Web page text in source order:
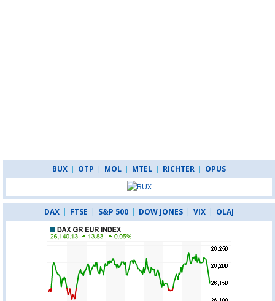
BUX | OTP | MOL | MTEL | RICHTER | OPUS
DAX | FTSE | S&P 500 | DOW JONES | VIX | OLAJ